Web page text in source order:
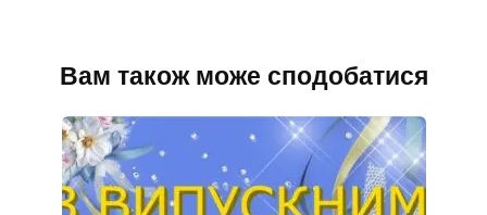
Вам також може сподобатися